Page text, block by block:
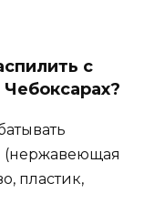
с
(нержавеющая
пластик,